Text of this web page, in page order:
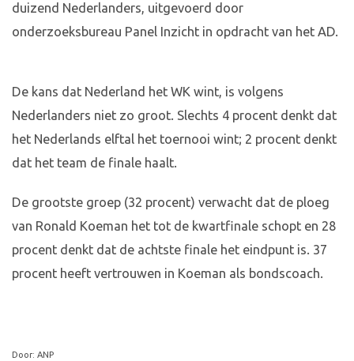
duizend Nederlanders, uitgevoerd door
onderzoeksbureau Panel Inzicht in opdracht van het AD.
De kans dat Nederland het WK wint, is volgens
Nederlanders niet zo groot. Slechts 4 procent denkt dat
het Nederlands elftal het toernooi wint; 2 procent denkt
dat het team de finale haalt.
De grootste groep (32 procent) verwacht dat de ploeg
van Ronald Koeman het tot de kwartfinale schopt en 28
procent denkt dat de achtste finale het eindpunt is. 37
procent heeft vertrouwen in Koeman als bondscoach.
Door: ANP